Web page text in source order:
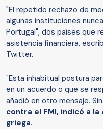
"El repetido rechazo de
algunas instituciones
Portugal", dos países que
asistencia financiera,
Twitter.
"Esta inhabitual postura
en un acuerdo o que se
añadió en otro mensaje.
contra el FMI, indicó a
griega.